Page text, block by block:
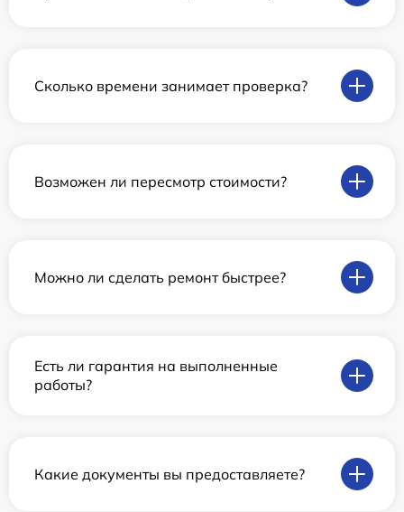
Сколько времени занимает проверка?
Возможен ли пересмотр стоимости?
Можно ли сделать ремонт быстрее?
Есть ли гарантия на выполненные
работы?
Какие документы вы предоставляете?